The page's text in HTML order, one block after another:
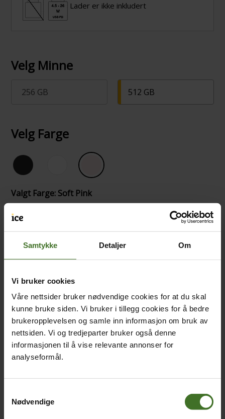
Samtykke Detaljer Om
Vi bruker cookies
Våre nettsider bruker nødvendige cookies for at du skal
kunne bruke siden. Vi bruker i tillegg cookies for å bedre
brukeropplevelsen og samle inn informasjon om bruk av
nettsiden. Vi og tredjeparter bruker også denne
informasjonen til å vise relevante annonser for
analyseformål.
Nødvendige
Lader er ikke inkludert
Velg Minne
256 GB 512 GB
Velg Farge
Valgt Farge: Soft Pink
Sett opp tilbehør til mobiltelefonen
Kjøp mobildeksel
+ Legg til
Påmontert skjermbeskyttelse
Ingen produkter er valgt
+ Legg til
Med eller uten abonnement